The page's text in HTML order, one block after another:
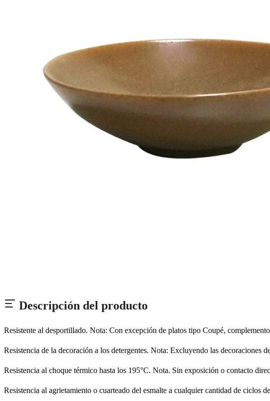
Descripción del producto
Resistente al desportillado. Nota: Con excepción de platos tipo Coupé,
Resistencia de la decoración a los detergentes. Nota: Excluyendo las decoraciones
Resistencia al choque térmico hasta los 195°C. Nota. Sin exposición o contacto
Resistencia al agrietamiento o cuarteado del esmalte a cualquier cantidad de ciclos